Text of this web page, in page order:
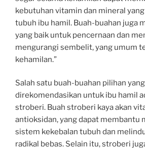
kebutuhan vitamin dan mineral
tubuh ibu hamil. Buah-buahan juga
yang baik untuk pencernaan dan
mengurangi sembelit, yang umum
kehamilan.”
Salah satu buah-buahan pilihan
direkomendasikan untuk ibu hamil
stroberi. Buah stroberi kaya akan
antioksidan, yang dapat membantu
sistem kekebalan tubuh dan
radikal bebas. Selain itu, stroberi